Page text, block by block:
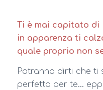
Ti è mai capitato di
in apparenza ti
quale proprio non
Potranno dirti che ti
perfetto per te…